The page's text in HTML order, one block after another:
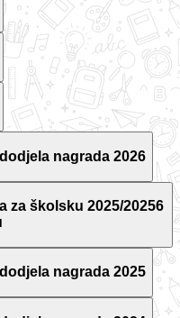
nagrada 2026
za školsku 2025/20256
nagrada 2025